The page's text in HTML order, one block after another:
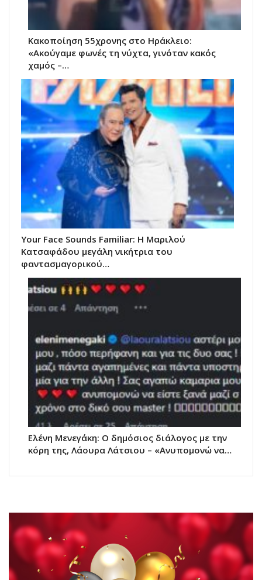
Κακοποίηση 55χρονης στο Ηράκλειο:
«Ακούγαμε φωνές τη νύχτα, γινόταν κακός
χαμός –…
Your Face Sounds Familiar: Η Μαριλού
Κατσαφάδου μεγάλη νικήτρια του
φαντασμαγορικού…
Ελένη Μενεγάκη: Ο δημόσιος διάλογος με την
κόρη της, Λάουρα Λάτσιου – «Ανυπομονώ να…